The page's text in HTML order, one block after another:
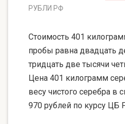
РУБЛИ РФ
Стоимость 401
пробы равна двадцать
тридцать две тысячи
Цена 401 килограмм
весу чистого серебра в
970 рублей по курсу ЦБ